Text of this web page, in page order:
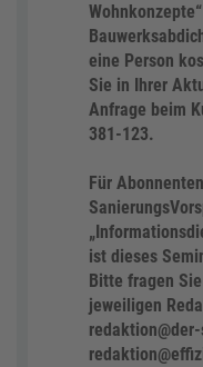
eine Person
Sie in Ihrer
Anfrage beim
381-123.
Für
ist dieses
Bitte fragen
jeweiligen